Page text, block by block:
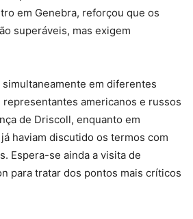
em Genebra, reforçou que os
superáveis, mas exigem
em diferentes
representantes americanos e russos
de Driscoll, enquanto em
haviam discutido os termos com
Espera-se ainda a visita de
para tratar dos pontos mais críticos